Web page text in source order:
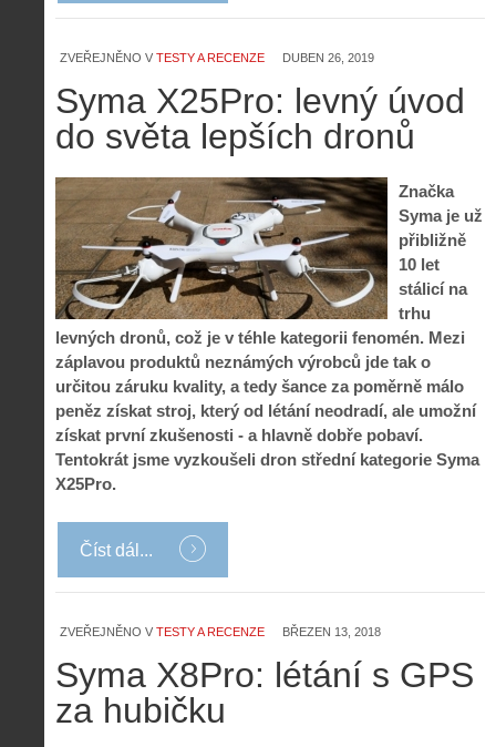
ZVEŘEJNĚNO V TESTY A RECENZE DUBEN 26, 2019
Syma X25Pro: levný úvod
do světa lepších dronů
Značka
Syma je už
přibližně
10 let
stálicí na
trhu
levných dronů, což je v téhle kategorii fenomén. Mezi
záplavou produktů neznámých výrobců jde tak o
určitou záruku kvality, a tedy šance za poměrně málo
peněz získat stroj, který od létání neodradí, ale umožní
získat první zkušenosti - a hlavně dobře pobaví.
Tentokrát jsme vyzkoušeli dron střední kategorie Syma
X25Pro.
Číst dál...
ZVEŘEJNĚNO V TESTY A RECENZE BŘEZEN 13, 2018
Syma X8Pro: létání s GPS
za hubičku